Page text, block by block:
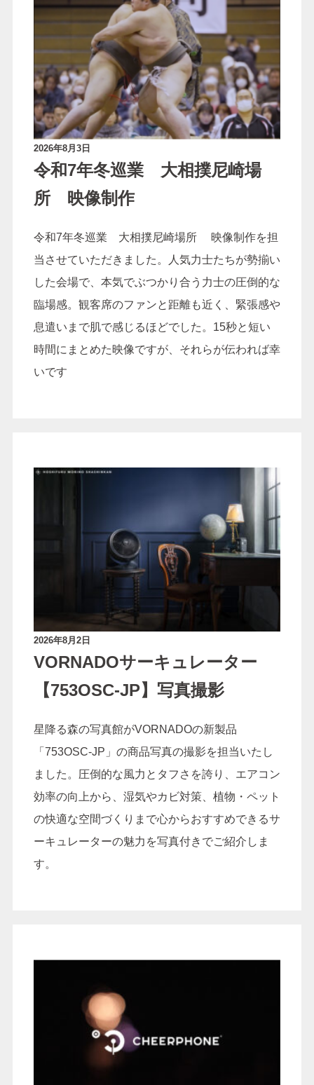
成人式
アルバム・パネル
ギャラリー お客様の声
前撮りの衣装について
島根県のロケーションに
ついて
ご依頼の流れ よくあるご質問
お問い合わせ
2026年8月3日
令和7年冬巡業 大相撲尼崎場
所 映像制作
令和7年冬巡業 大相撲尼崎場所 映像制作を担
当させていただきました。人気力士たちが勢揃い
した会場で、本気でぶつかり合う力士の圧倒的な
臨場感。観客席のファンと距離も近く、緊張感や
息遣いまで肌で感じるほどでした。15秒と短い
時間にまとめた映像ですが、それらが伝われば幸
いです
2026年8月2日
VORNADOサーキュレーター
【753OSC-JP】写真撮影
星降る森の写真館がVORNADOの新製品
「753OSC-JP」の商品写真の撮影を担当いたし
ました。圧倒的な風力とタフさを誇り、エアコン
効率の向上から、湿気やカビ対策、植物・ペット
の快適な空間づくりまで心からおすすめできるサ
ーキュレーターの魅力を写真付きでご紹介しま
す。